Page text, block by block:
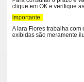
clique em OK e verifique
Importante
A Iara Flores trabalha
exibidas são meramente